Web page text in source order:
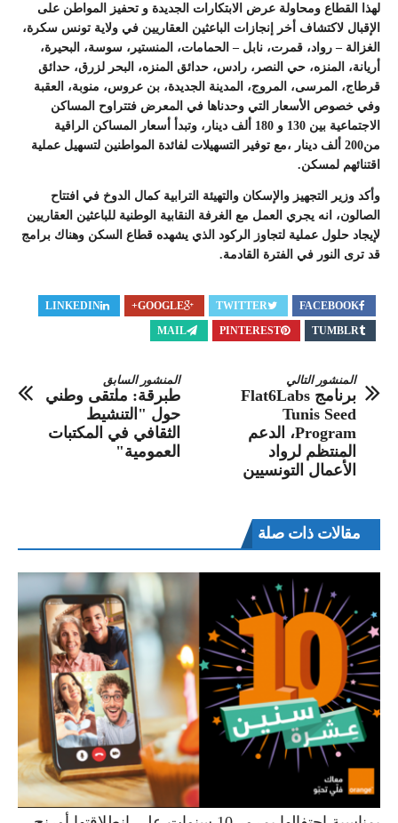
لهذا القطاع ومحاولة عرض الابتكارات الجديدة و تحفيز المواطن على
الإقبال لاكتشاف أخر إنجازات الباعثين العقاريين في ولاية تونس سكرة،
الغزالة – رواد، قمرت، نابل – الحمامات، المنستير، سوسة، البحيرة،
أريانة، المنزه، حي النصر، رادس، حدائق المنزه، البحر لزرق، حدائق
قرطاج، المرسى، المروج، المدينة الجديدة، بن عروس، منوبة، العقبة
وفي خصوص الأسعار التي وحدناها في المعرض فتتراوح المساكن
الاجتماعية بين 130 و 180 ألف دينار، وتبدأ أسعار المساكن الراقية
من200 ألف دينار ،مع توفير التسهيلات لفائدة المواطنين لتسهيل عملية
اقتنائهم لمسكن.
وأكد وزير التجهيز والإسكان والتهيئة الترابية كمال الدوخ في افتتاح
الصالون، انه يجري العمل مع الغرفة النقابية الوطنية للباعثين العقاريين
لإيجاد حلول عملية لتجاوز الركود الذي يشهده قطاع السكن وهناك برامج
قد ترى النور في الفترة القادمة.
FACEBOOK
TWITTER
GOOGLE+
LINKEDIN
TUMBLR
PINTEREST
MAIL
المنشور السابق
طبرقة: ملتقى وطني
حول "التنشيط
الثقافي في المكتبات
العمومية"
المنشور التالي
برنامج Flat6Labs
Tunis Seed
Program، الدعم
المنتظم لرواد
الأعمال التونسيين
مقالات ذات صلة